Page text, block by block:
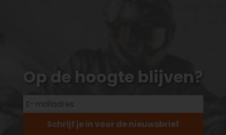
Op de hoogte blijven?
Schrijf je in voor de nieuwsbrief